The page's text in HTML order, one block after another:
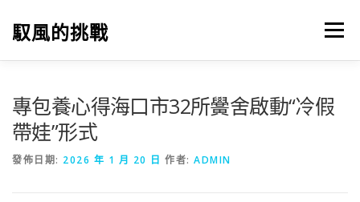
馭風的挑戰 選單
專包養心得海口市32所黌舍啟動“冷假
帶娃”形式
發佈日期: 2026 年 1 月 20 日 作者: ADMIN